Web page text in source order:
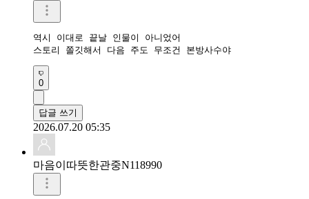
역시 이대로 끝날 인물이 아니었어
스토리 쫄깃해서 다음 주도 무조건 본방사수야
0
답글 쓰기
2026.07.20 05:35
마음이따뜻한관중N118990